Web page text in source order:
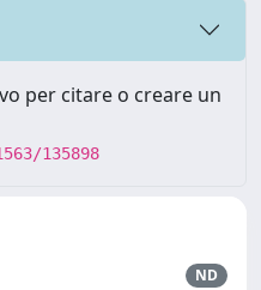
per citare o creare un
135898
ND